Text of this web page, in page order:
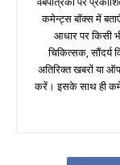
कमेन्ट्स बॉक्स में
आधार पर किसी
चिकित्सक, सौंदर्य
अतिरिक्त खबरों या
करें। इसके साथ ही